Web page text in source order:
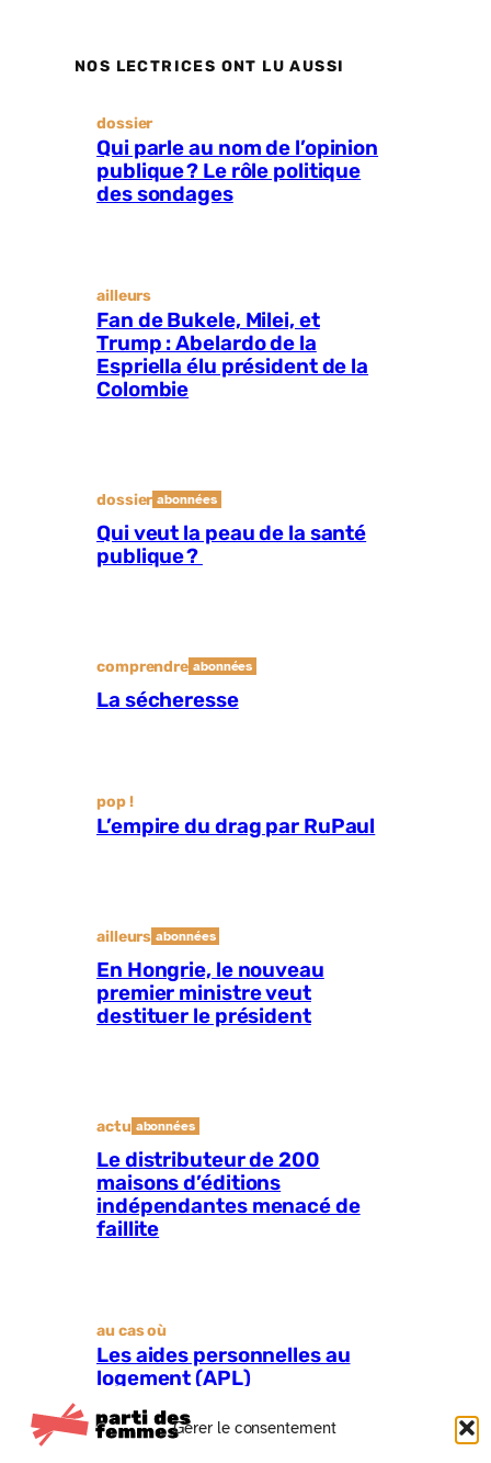
Gérer le consentement
NOS LECTRICES ONT LU AUSSI
dossier
Qui parle au nom de l’opinion
publique ? Le rôle politique
des sondages
ailleurs
Fan de Bukele, Milei, et
Trump : Abelardo de la
Espriella élu président de la
Colombie
dossier abonnées
Qui veut la peau de la santé
publique ?
comprendre abonnées
La sécheresse
pop !
L’empire du drag par RuPaul
ailleurs abonnées
En Hongrie, le nouveau
premier ministre veut
destituer le président
actu abonnées
Le distributeur de 200
maisons d’éditions
indépendantes menacé de
faillite
au cas où
Les aides personnelles au
logement (APL)